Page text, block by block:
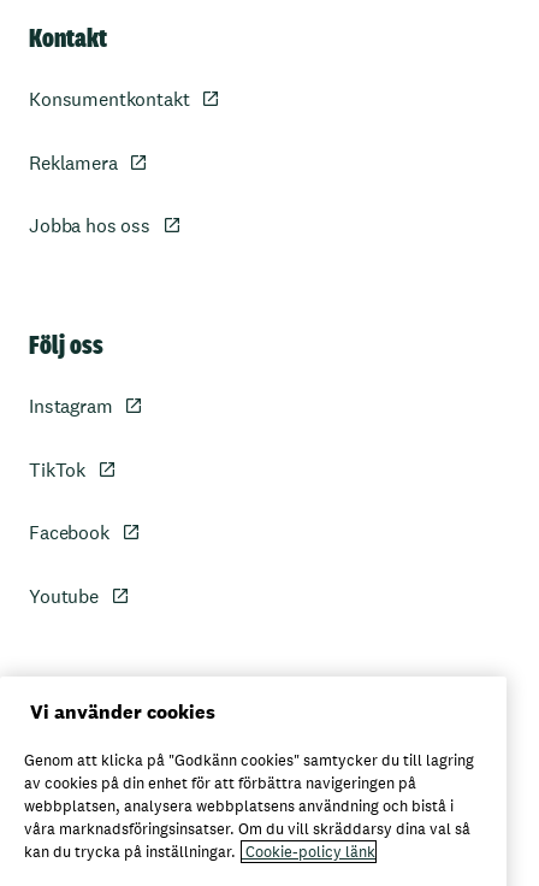
Kontakt
Konsumentkontakt
Reklamera
Jobba hos oss
Följ oss
Instagram
TikTok
Facebook
Youtube
Personuppgiftspolicy
Axfoods integritetspolicy
Vi använder cookies
Genom att klicka på "Godkänn cookies" samtycker du till lagring
av cookies på din enhet för att förbättra navigeringen på
webbplatsen, analysera webbplatsens användning och bistå i
våra marknadsföringsinsatser. Om du vill skräddarsy dina val så
kan du trycka på inställningar. Cookie-policy länk